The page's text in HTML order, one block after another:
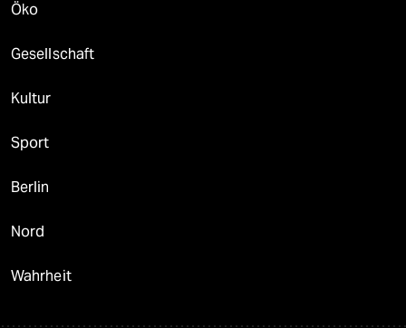
Öko
Gesellschaft
Kultur
Sport
Berlin
Nord
Wahrheit